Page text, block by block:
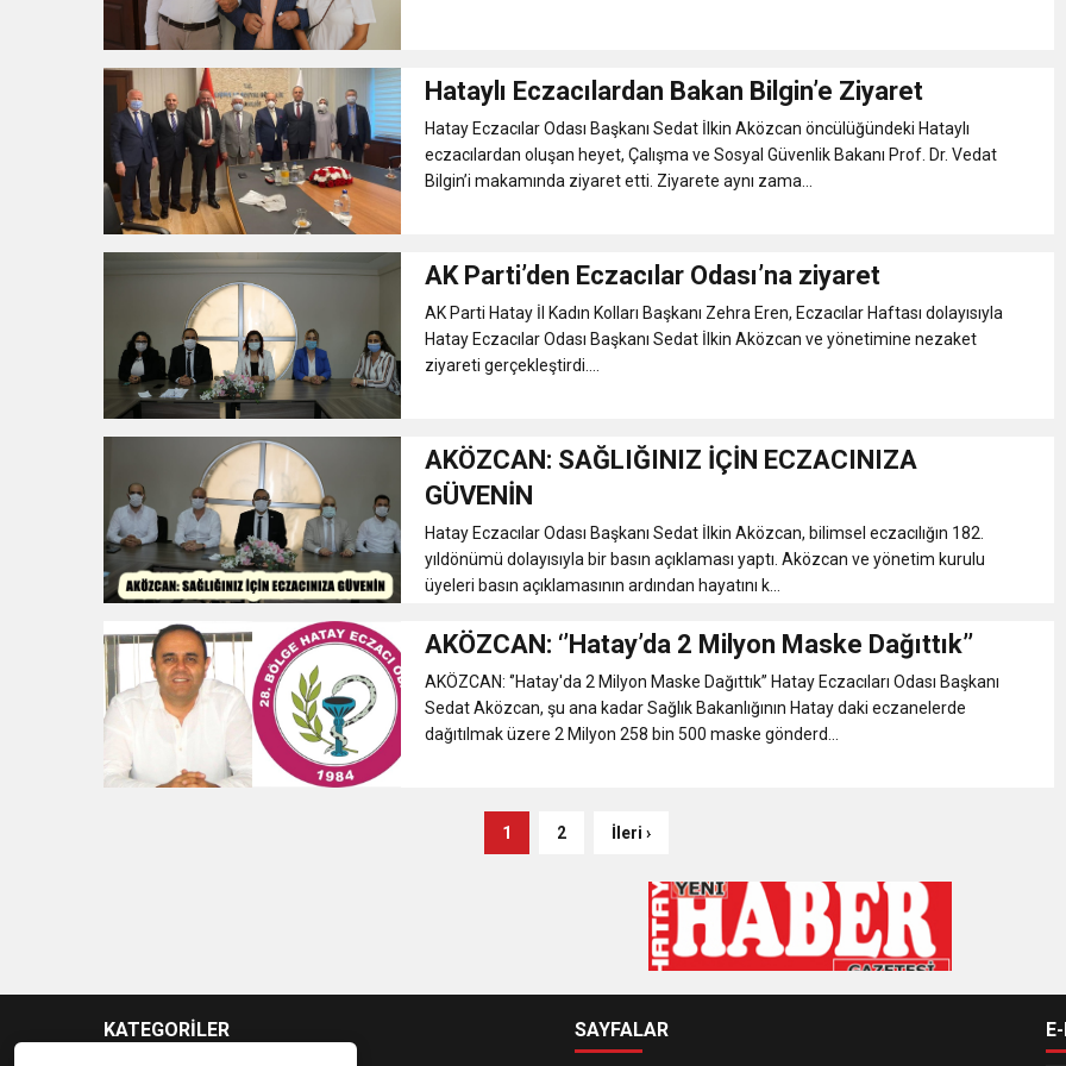
Hataylı Eczacılardan Bakan Bilgin’e Ziyaret
Hatay Eczacılar Odası Başkanı Sedat İlkin Aközcan öncülüğündeki Hataylı
eczacılardan oluşan heyet, Çalışma ve Sosyal Güvenlik Bakanı Prof. Dr. Vedat
Bilgin’i makamında ziyaret etti. Ziyarete aynı zama...
AK Parti’den Eczacılar Odası’na ziyaret
AK Parti Hatay İl Kadın Kolları Başkanı Zehra Eren, Eczacılar Haftası dolayısıyla
Hatay Eczacılar Odası Başkanı Sedat İlkin Aközcan ve yönetimine nezaket
ziyareti gerçekleştirdi....
AKÖZCAN: SAĞLIĞINIZ İÇİN ECZACINIZA
GÜVENİN
Hatay Eczacılar Odası Başkanı Sedat İlkin Aközcan, bilimsel eczacılığın 182.
yıldönümü dolayısıyla bir basın açıklaması yaptı. Aközcan ve yönetim kurulu
üyeleri basın açıklamasının ardından hayatını k...
AKÖZCAN: ‘’Hatay’da 2 Milyon Maske Dağıttık’’
AKÖZCAN: ‘’Hatay'da 2 Milyon Maske Dağıttık’’ Hatay Eczacıları Odası Başkanı
Sedat Aközcan, şu ana kadar Sağlık Bakanlığının Hatay daki eczanelerde
dağıtılmak üzere 2 Milyon 258 bin 500 maske gönderd...
1 2 İleri ›
KATEGORİLER SAYFALAR